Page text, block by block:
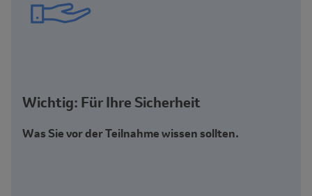
Wichtig: Für Ihre Sicherheit
Was Sie vor der Teilnahme wissen sollten.